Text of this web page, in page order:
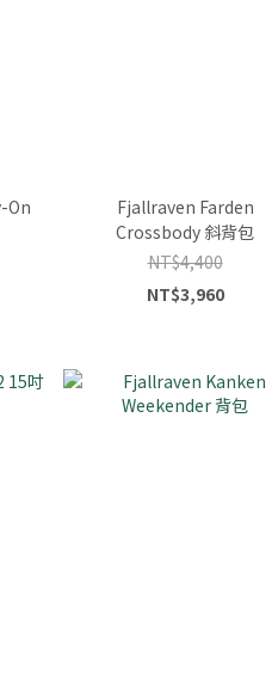
On
Fjallraven Farden
Crossbody 斜背包
NT$4,400
NT$3,960